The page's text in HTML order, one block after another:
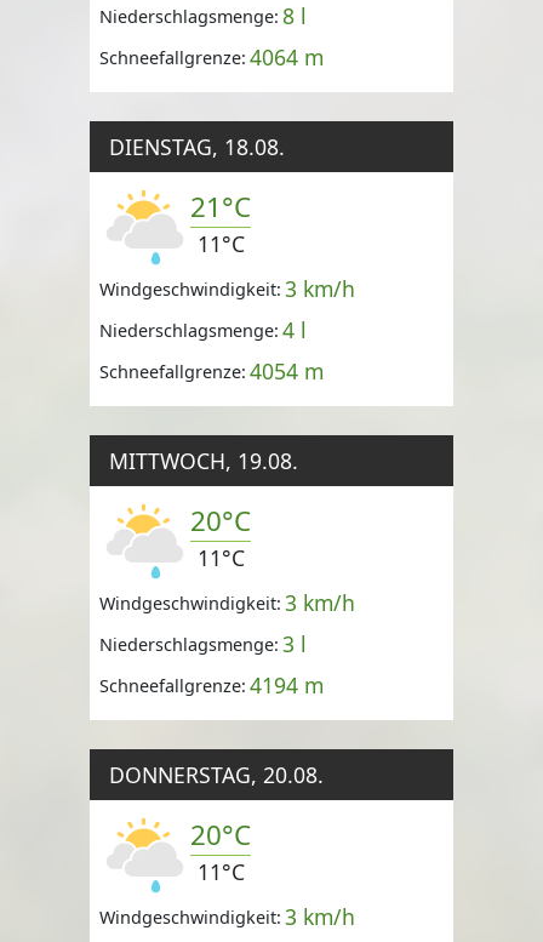
Niederschlagsmenge: 8 l
Schneefallgrenze: 4064 m
DIENSTAG, 18.08.
21°C
11°C
Windgeschwindigkeit: 3 km/h
Niederschlagsmenge: 4 l
Schneefallgrenze: 4054 m
MITTWOCH, 19.08.
20°C
11°C
Windgeschwindigkeit: 3 km/h
Niederschlagsmenge: 3 l
Schneefallgrenze: 4194 m
DONNERSTAG, 20.08.
20°C
11°C
Windgeschwindigkeit: 3 km/h